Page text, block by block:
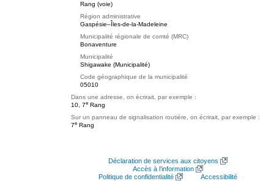
Rang (voie)
Région administrative
Gaspésie–Îles-de-la-Madeleine
Municipalité régionale de comté (MRC)
Bonaventure
Municipalité
Shigawake (Municipalité)
Code géographique de la municipalité
05010
Dans une adresse, on écrirait, par exemple :
10, 7e Rang
Sur un panneau de signalisation routière, on écrirait, par exemple :
7e Rang
Déclaration de services aux citoyens
Accès à l’information
Politique de confidentialité
Accessibilité